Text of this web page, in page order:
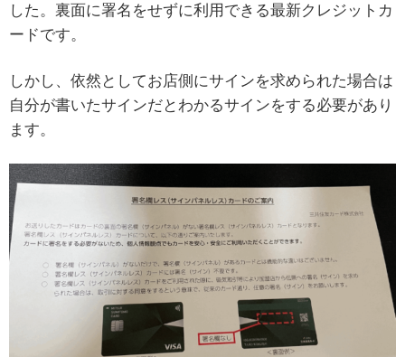
した。裏面に署名をせずに利用できる最新クレジットカ
ードです。
しかし、依然としてお店側にサインを求められた場合は
自分が書いたサインだとわかるサインをする必要があり
ます。